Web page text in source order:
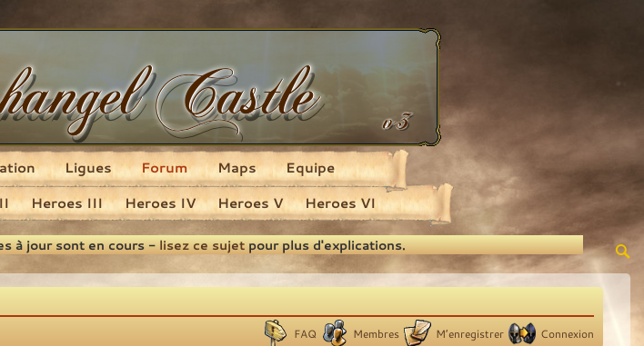
Heroes III Heroes IV Heroes V Heroes VI
Ligues Forum Maps Equipe
à jour sont en cours -lisez ce sujetpour plus d'explications.
FAQ Membres M’enregistrer Connexion